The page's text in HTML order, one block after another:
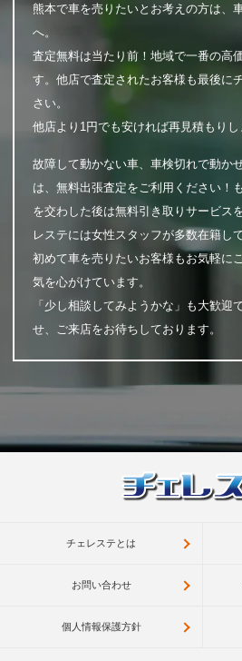
熊本で車を売りたいとお考えの方は、
へ。
査定無料は当たり前！地域で一番の高
す。他店で査定されたお客様も最後に
さい。
他店より1円でも安ければ再見積もりし
故障して動かない車、車検切れで動か
は、無料出張査定をご利用ください！
を交わした後は無料引き取りサービス
レステには女性スタッフが多数在籍し
初めて車を売りたいお客様もお気軽に
気を心がけています。
「少し相談してみようかな」も大歓迎
せ、ご来店をお待ちしております。
チェレステとは
お問い合わせ
個人情報保護方針